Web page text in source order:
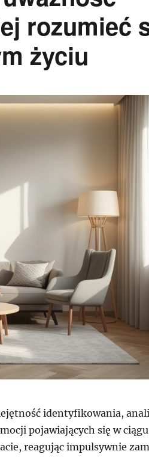
rozumieć
życiu
identyfikowania,
pojawiających się w
reagując impulsywnie